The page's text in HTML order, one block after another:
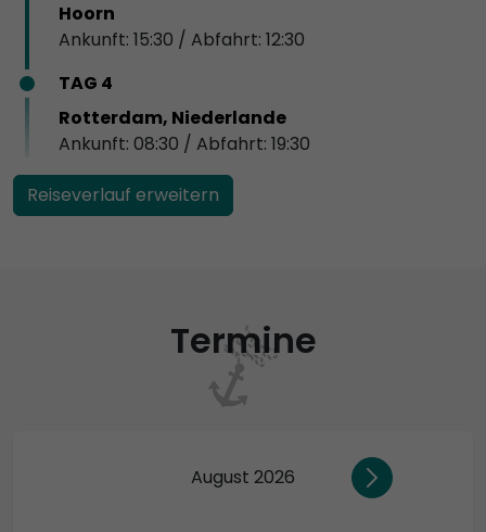
Hoorn
Ankunft: 15:30 / Abfahrt: 12:30
TAG 4
Rotterdam, Niederlande
Ankunft: 08:30 / Abfahrt: 19:30
Reiseverlauf erweitern
Termine
August 2026